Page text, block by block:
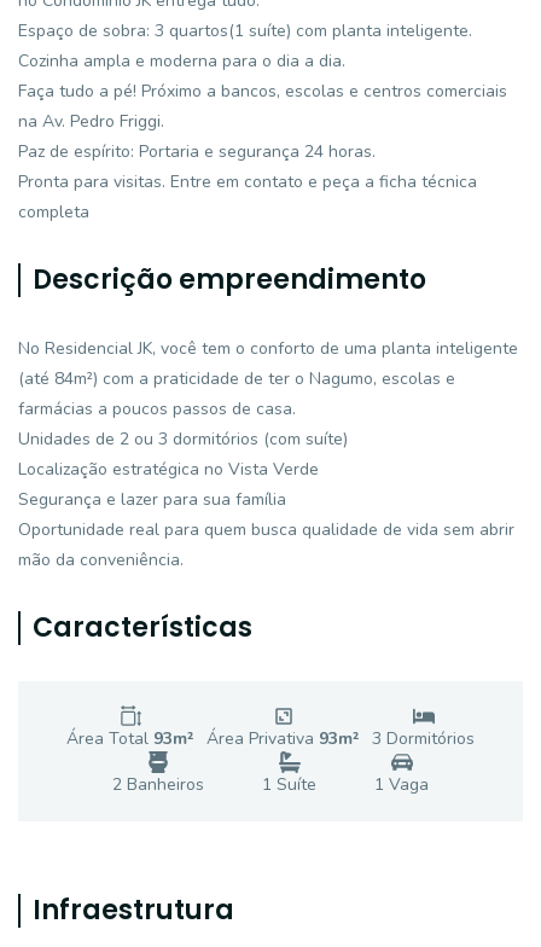
Espaço de sobra: 3 quartos(1 suíte) com planta inteligente.
Cozinha ampla e moderna para o dia a dia.
Faça tudo a pé! Próximo a bancos, escolas e centros comerciais
na Av. Pedro Friggi.
Paz de espírito: Portaria e segurança 24 horas.
Pronta para visitas. Entre em contato e peça a ficha técnica
completa
Descrição empreendimento
No Residencial JK, você tem o conforto de uma planta inteligente
(até 84m²) com a praticidade de ter o Nagumo, escolas e
farmácias a poucos passos de casa.
Unidades de 2 ou 3 dormitórios (com suíte)
Localização estratégica no Vista Verde
Segurança e lazer para sua família
Oportunidade real para quem busca qualidade de vida sem abrir
mão da conveniência.
Características
Área Total 93m² Área Privativa 93m² 3 Dormitórios
2 Banheiros 1 Suíte 1 Vaga
Infraestrutura